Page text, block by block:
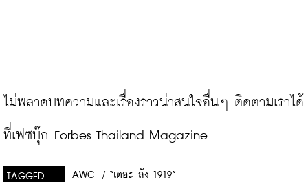
ไม่พลาดบทความและเรื่องราวน่าสนใจอื่นๆ ติดตามเราได้
ที่เฟซบุ๊ก Forbes Thailand Magazine
TAGGED
AWC / “เดอะ ล้ง 1919”